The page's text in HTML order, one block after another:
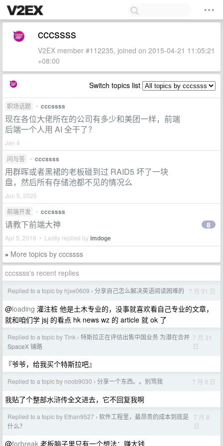
cccssss
V2EX member #112235, joined on 2015-04-21 11:05:21
+08:00
Switch topics list
职场话题 • cccssss
现在各位大佬所在的公司有多少和美团一样，前端
后端一个人用 AI 全干了？
Jan 4
问与答
• cccssss
用群晖或者黑裙的老板碰到过 RAID5 坏了一块
盘，然后所有存储池都不见的情况么
Jun 5, 2025
前端开发
• cccssss
请教下前端大神
Apr 5, 2016 • Lastly replied byimdoge
8
» More topics by cccssss
cccssss's recent replies
Replied to a topic by hjxe0609 › 分享自己怎么解决英语阅读困难的 7 月 31 日
@loading 灌注桩 他是土木专业的，没事就喜欢看自己专业的文章，
就和咱们学 jsj 的看点 hk news wz 的 article 就 ok 了
Replied to a topic by Tink › 特斯拉正在评估出售中国业务 为潜在合并
SpaceX 铺路
7 月 31
日
『爷爷，给我买个特斯拉吧』
Replied to a topic by noob9030 › 分享一个东西。。别骂我 7 月 9 日
我贴了个整部水浒传全文进去，它不回复我啊
Replied to a topic by Ethan9527 › 软件工程里，最昂贵的成本到底是
什么？
7 月 8
日
@forbreak 老板脑子里只有一个想法：赚大钱